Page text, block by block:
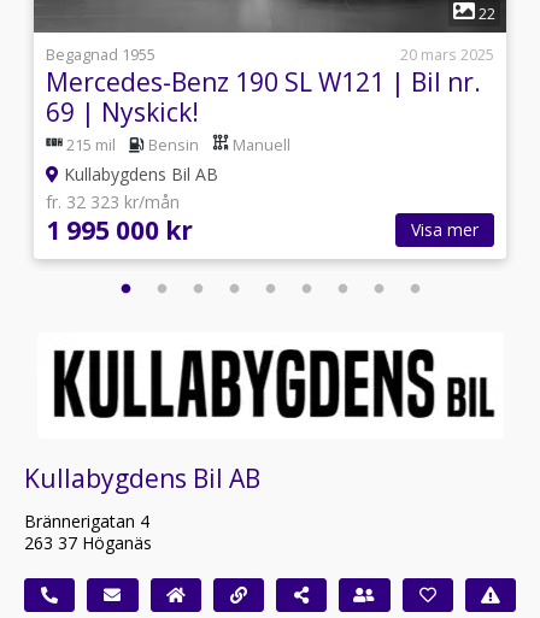
22
Begagnad 1955
20 mars 2025
Mercedes-Benz 190 SL W121 | Bil nr.
69 | Nyskick!
215 mil Bensin Manuell
Kullabygdens Bil AB
fr. 32 323 kr/mån
1 995 000 kr Visa mer
Kullabygdens Bil AB
Brännerigatan 4
263 37 Höganäs